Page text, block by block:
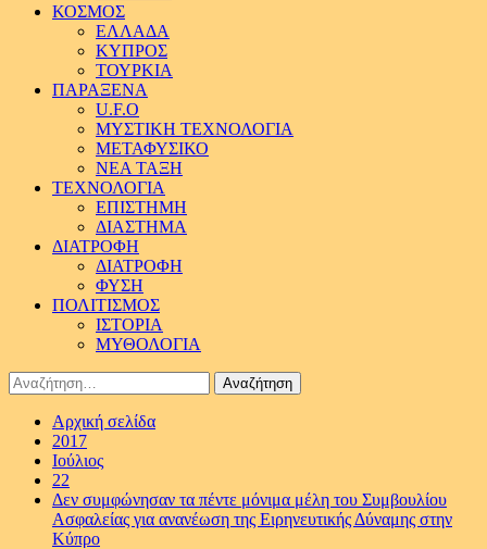
ΚΟΣΜΟΣ
ΕΛΛΑΔΑ
ΚΥΠΡΟΣ
ΤΟΥΡΚΙΑ
ΠΑΡΑΞΕΝΑ
U.F.O
ΜΥΣΤΙΚΗ ΤΕΧΝΟΛΟΓΙΑ
ΜΕΤΑΦΥΣΙΚΟ
ΝΕΑ ΤΑΞΗ
ΤΕΧΝΟΛΟΓΙΑ
ΕΠΙΣΤΗΜΗ
ΔΙΑΣΤΗΜΑ
ΔΙΑΤΡΟΦΗ
ΔΙΑΤΡΟΦΗ
ΦΥΣΗ
ΠΟΛΙΤΙΣΜΟΣ
ΙΣΤΟΡΙΑ
ΜΥΘΟΛΟΓΙΑ
Αναζήτηση
για:
Αρχική σελίδα
2017
Ιούλιος
22
Δεν συμφώνησαν τα πέντε μόνιμα μέλη του Συμβουλίου
Ασφαλείας για ανανέωση της Ειρηνευτικής Δύναμης στην
Κύπρο